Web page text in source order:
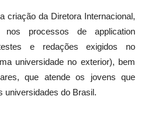
criação da Diretora Internacional,
processos de application
e redações exigidos no
universidade no exterior), bem
que atende os jovens que
universidades do Brasil.